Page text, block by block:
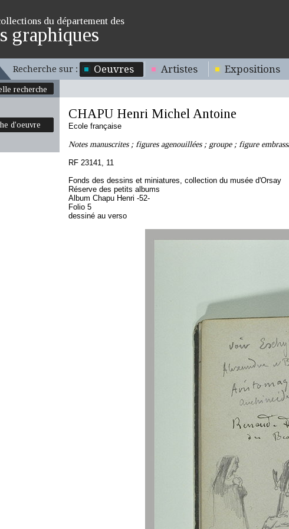
du département des
graphiques
Recherche sur : Oeuvres Artistes Expositions
recherche
d'oeuvre
CHAPU Henri Michel Antoine
Ecole française
Notes manuscrites ; figures agenouillées ; groupe ; figure
RF 23141, 11
Fonds des dessins et miniatures, collection du musée d'Orsay
Réserve des petits albums
Album Chapu Henri -52-
Folio 5
dessiné au verso